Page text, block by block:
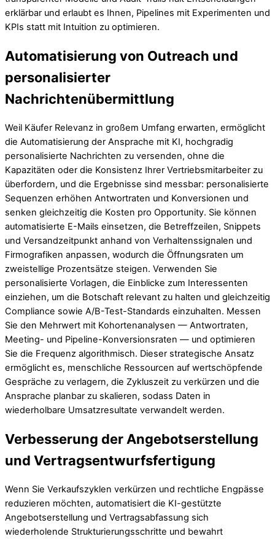
erklärbar und erlaubt es Ihnen, Pipelines mit Experimenten und
KPIs statt mit Intuition zu optimieren.
Automatisierung von Outreach und
personalisierter
Nachrichtenübermittlung
Weil Käufer Relevanz in großem Umfang erwarten, ermöglicht
die Automatisierung der Ansprache mit KI, hochgradig
personalisierte Nachrichten zu versenden, ohne die
Kapazitäten oder die Konsistenz Ihrer Vertriebsmitarbeiter zu
überfordern, und die Ergebnisse sind messbar: personalisierte
Sequenzen erhöhen Antwortraten und Konversionen und
senken gleichzeitig die Kosten pro Opportunity. Sie können
automatisierte E-Mails einsetzen, die Betreffzeilen, Snippets
und Versandzeitpunkt anhand von Verhaltenssignalen und
Firmografiken anpassen, wodurch die Öffnungsraten um
zweistellige Prozentsätze steigen. Verwenden Sie
personalisierte Vorlagen, die Einblicke zum Interessenten
einziehen, um die Botschaft relevant zu halten und gleichzeitig
Compliance sowie A/B-Test-Standards einzuhalten. Messen
Sie den Mehrwert mit Kohortenanalysen — Antwortraten,
Meeting- und Pipeline-Konversionsraten — und optimieren
Sie die Frequenz algorithmisch. Dieser strategische Ansatz
ermöglicht es, menschliche Ressourcen auf wertschöpfende
Gespräche zu verlagern, die Zykluszeit zu verkürzen und die
Ansprache planbar zu skalieren, sodass Daten in
wiederholbare Umsatzresultate verwandelt werden.
Verbesserung der Angebotserstellung
und Vertragsentwurfsfertigung
Wenn Sie Verkaufszyklen verkürzen und rechtliche Engpässe
reduzieren möchten, automatisiert die KI-gestützte
Angebotserstellung und Vertragsabfassung sich
wiederholende Strukturierungsschritte und bewahrt